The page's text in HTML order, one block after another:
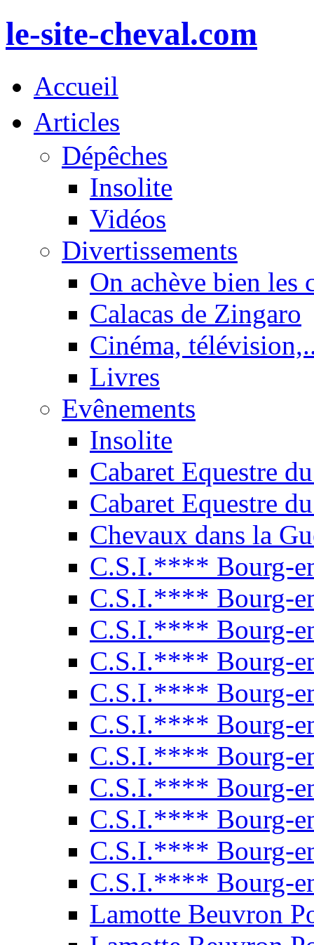
le-site-cheval.com
Accueil
Articles
Dépêches
Insolite
Vidéos
Divertissements
On achève bien les
Calacas de Zingaro
Cinéma,
Livres
Evênements
Insolite
Cabaret Equestre
Cabaret Equestre
Chevaux dans la
C.S.I.**** Bourg-
C.S.I.**** Bourg-
C.S.I.**** Bourg-
C.S.I.**** Bourg-
C.S.I.**** Bourg-
C.S.I.**** Bourg-
C.S.I.**** Bourg-
C.S.I.**** Bourg-
C.S.I.**** Bourg-
C.S.I.**** Bourg-
C.S.I.**** Bourg-
Lamotte Beuvron